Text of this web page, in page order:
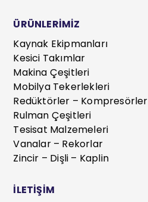
ÜRÜNLERİMİZ
Kaynak Ekipmanları
Kesici Takımlar
Makina Çeşitleri
Mobilya Tekerlekleri
Redüktörler – Kompresörler
Rulman Çeşitleri
Tesisat Malzemeleri
Vanalar – Rekorlar
Zincir – Dişli – Kaplin
İLETİŞİM